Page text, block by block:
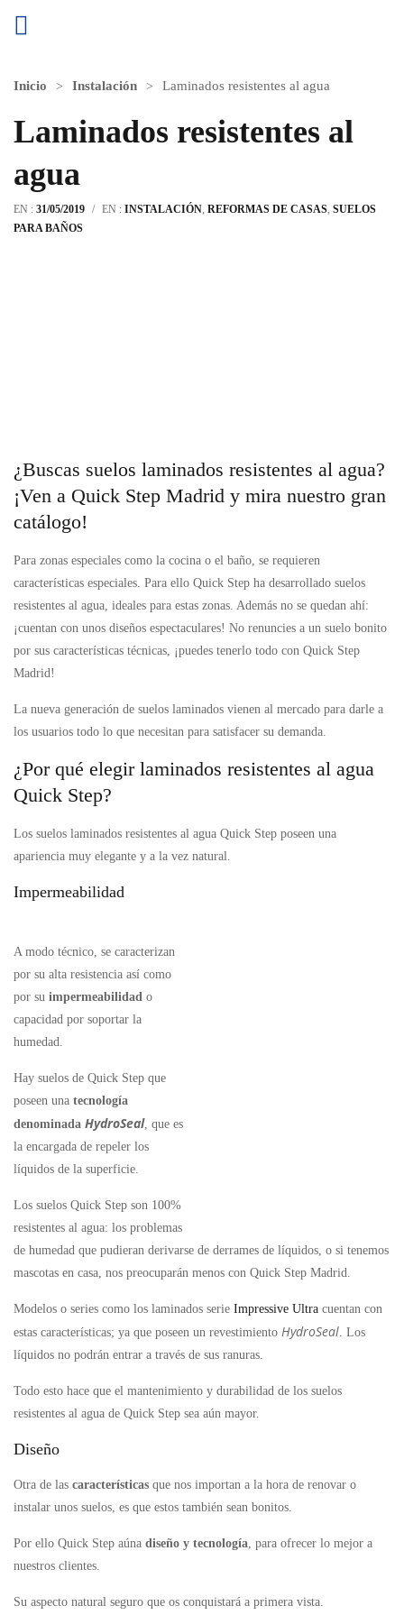
Inicio Instalación Laminados resistentes al agua
Laminados resistentes al
agua
EN : 31/05/2019 / EN : INSTALACIÓN, REFORMAS DE CASAS, SUELOS
PARA BAÑOS
¿Buscas suelos laminados resistentes al agua?
¡Ven a Quick Step Madrid y mira nuestro gran
catálogo!
Para zonas especiales como la cocina o el baño, se requieren
características especiales. Para ello Quick Step ha desarrollado suelos
resistentes al agua, ideales para estas zonas. Además no se quedan ahí:
¡cuentan con unos diseños espectaculares! No renuncies a un suelo bonito
por sus características técnicas, ¡puedes tenerlo todo con Quick Step
Madrid!
La nueva generación de suelos laminados vienen al mercado para darle a
los usuarios todo lo que necesitan para satisfacer su demanda.
¿Por qué elegir laminados resistentes al agua
Quick Step?
Los suelos laminados resistentes al agua Quick Step poseen una
apariencia muy elegante y a la vez natural.
Impermeabilidad
A modo técnico, se caracterizan
por su alta resistencia así como
por su impermeabilidad o
capacidad por soportar la
humedad.
Hay suelos de Quick Step que
poseen una tecnología
denominada HydroSeal, que es
la encargada de repeler los
líquidos de la superficie.
Los suelos Quick Step son 100%
resistentes al agua: los problemas
de humedad que pudieran derivarse de derrames de líquidos, o si tenemos
mascotas en casa, nos preocuparán menos con Quick Step Madrid.
Modelos o series como los laminados serie Impressive Ultra cuentan con
estas características; ya que poseen un revestimiento HydroSeal. Los
líquidos no podrán entrar a través de sus ranuras.
Todo esto hace que el mantenimiento y durabilidad de los suelos
resistentes al agua de Quick Step sea aún mayor.
Diseño
Otra de las características que nos importan a la hora de renovar o
instalar unos suelos, es que estos también sean bonitos.
Por ello Quick Step aúna diseño y tecnología, para ofrecer lo mejor a
nuestros clientes.
Su aspecto natural seguro que os conquistará a primera vista.